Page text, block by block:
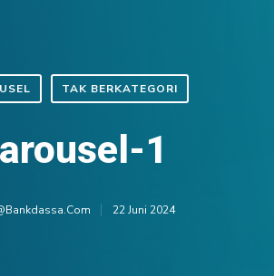
TAK BERKATEGORI
1
22 Juni 2024